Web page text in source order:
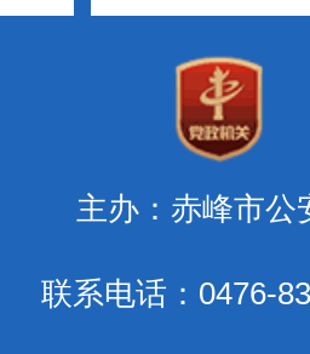
主办：赤峰市公
联系电话：0476-